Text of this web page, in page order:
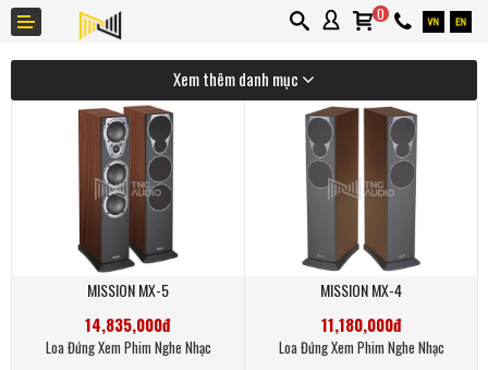
Thương hiệu
Tin tức
0
Xem thêm danh mục
MISSION MX-5
14,835,000đ
Loa Đứng Xem Phim Nghe Nhạc
MISSION MX-4
11,180,000đ
Loa Đứng Xem Phim Nghe Nhạc